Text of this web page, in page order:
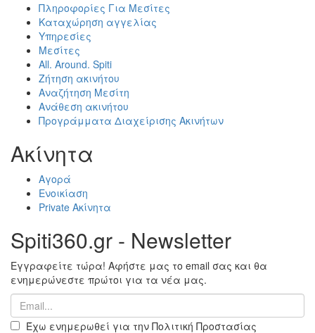
Πληροφορίες Για Μεσίτες
Καταχώρηση αγγελίας
Υπηρεσίες
Μεσίτες
All. Around. Spiti
Ζήτηση ακινήτου
Αναζήτηση Μεσίτη
Ανάθεση ακινήτου
Προγράμματα Διαχείρισης Ακινήτων
Ακίνητα
Αγορά
Ενοικίαση
Private Ακίνητα
Spiti360.gr - Newsletter
Εγγραφείτε τώρα! Αφήστε μας το email σας και θα
ενημερώνεστε πρώτοι για τα νέα μας.
Έχω ενημερωθεί για την Πολιτική Προστασίας